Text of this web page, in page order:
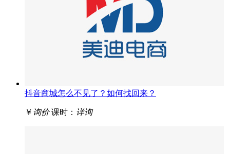
抖音商城怎么不见了？如何找回来？
￥ 询价 课时： 详询